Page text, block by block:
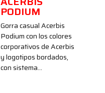
PODIUM
Gorra casual Acerbis
Podium con los colores
corporativos de Acerbis
y logotipos bordados,
con sistema…